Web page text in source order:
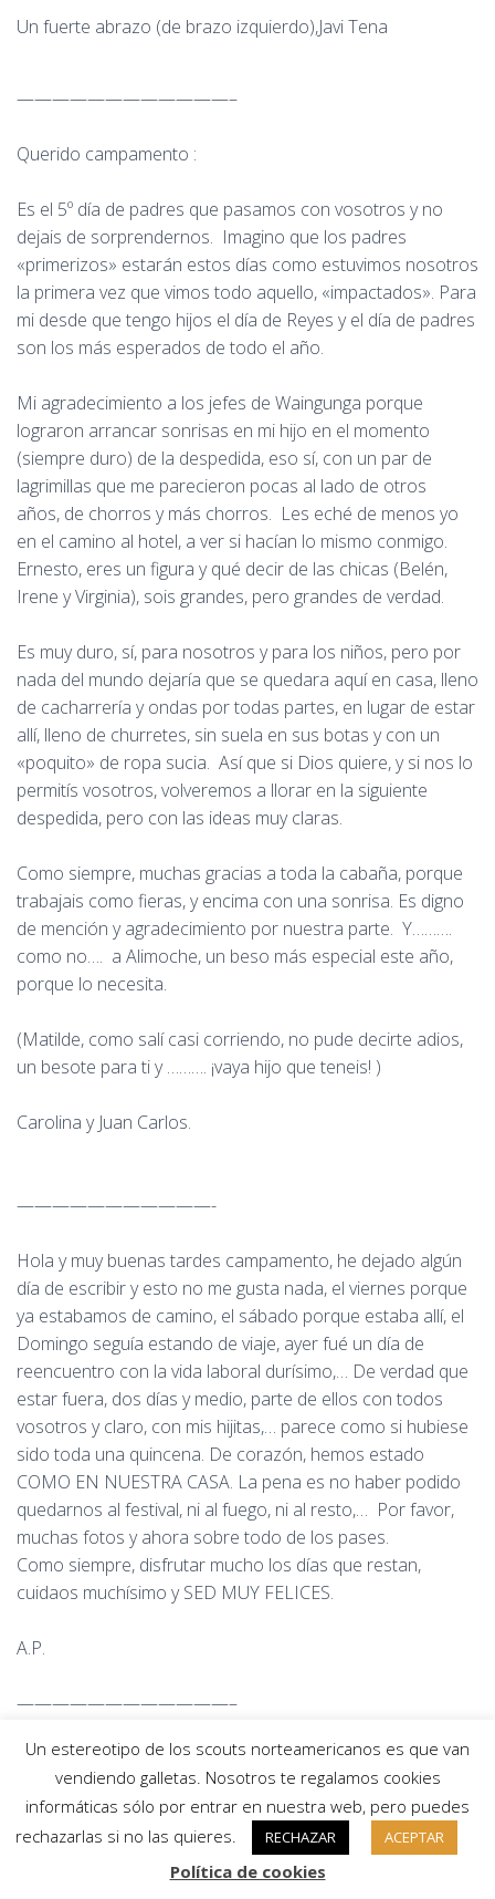
Un fuerte abrazo (de brazo izquierdo),Javi Tena
————————————–
Querido campamento :
Es el 5º día de padres que pasamos con vosotros y no
dejais de sorprendernos. Imagino que los padres
«primerizos» estarán estos días como estuvimos nosotros
la primera vez que vimos todo aquello, «impactados». Para
mi desde que tengo hijos el día de Reyes y el día de padres
son los más esperados de todo el año.
Mi agradecimiento a los jefes de Waingunga porque
lograron arrancar sonrisas en mi hijo en el momento
(siempre duro) de la despedida, eso sí, con un par de
lagrimillas que me parecieron pocas al lado de otros
años, de chorros y más chorros. Les eché de menos yo
en el camino al hotel, a ver si hacían lo mismo conmigo.
Ernesto, eres un figura y qué decir de las chicas (Belén,
Irene y Virginia), sois grandes, pero grandes de verdad.
Es muy duro, sí, para nosotros y para los niños, pero por
nada del mundo dejaría que se quedara aquí en casa, lleno
de cacharrería y ondas por todas partes, en lugar de estar
allí, lleno de churretes, sin suela en sus botas y con un
«poquito» de ropa sucia. Así que si Dios quiere, y si nos lo
permitís vosotros, volveremos a llorar en la siguiente
despedida, pero con las ideas muy claras.
Como siempre, muchas gracias a toda la cabaña, porque
trabajais como fieras, y encima con una sonrisa. Es digno
de mención y agradecimiento por nuestra parte. Y……….
como no…. a Alimoche, un beso más especial este año,
porque lo necesita.
(Matilde, como salí casi corriendo, no pude decirte adios,
un besote para ti y ………. ¡vaya hijo que teneis! )
Carolina y Juan Carlos.
———————————-
Hola y muy buenas tardes campamento, he dejado algún
día de escribir y esto no me gusta nada, el viernes porque
ya estabamos de camino, el sábado porque estaba allí, el
Domingo seguía estando de viaje, ayer fué un día de
reencuentro con la vida laboral durísimo,… De verdad que
estar fuera, dos días y medio, parte de ellos con todos
vosotros y claro, con mis hijitas,… parece como si hubiese
sido toda una quincena. De corazón, hemos estado
COMO EN NUESTRA CASA. La pena es no haber podido
quedarnos al festival, ni al fuego, ni al resto,… Por favor,
muchas fotos y ahora sobre todo de los pases.
Como siempre, disfrutar mucho los días que restan,
cuidaos muchísimo y SED MUY FELICES.
A.P.
————————————–
Buenos días, campamento.
Antes de nada, queremos agradeceros el día tan
espectacular que nos habéis permitido pasar, tanto con
vosotros como con nuestros hijos. Por lo tanto, GRACIAS,
Un estereotipo de los scouts norteamericanos es que van
vendiendo galletas. Nosotros te regalamos cookies
informáticas sólo por entrar en nuestra web, pero puedes
rechazarlas si no las quieres.
RECHAZAR ACEPTAR
Política de cookies